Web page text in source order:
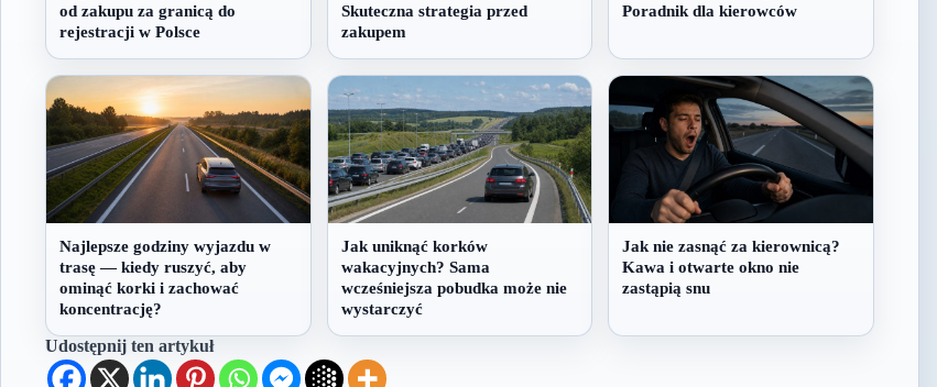
od zakupu za granicą do
rejestracji w Polsce
Skuteczna strategia przed
zakupem
Poradnik dla kierowców
Najlepsze godziny wyjazdu w
trasę — kiedy ruszyć, aby
ominąć korki i zachować
koncentrację?
Jak uniknąć korków
wakacyjnych? Sama
wcześniejsza pobudka może nie
wystarczyć
Jak nie zasnąć za kierownicą?
Kawa i otwarte okno nie
zastąpią snu
Udostępnij ten artykuł